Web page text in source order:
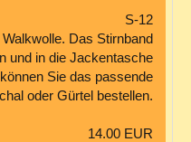
S-12
Das Stirnband
und in die Jackentasche
Sie das passende
oder Gürtel bestellen.
14.00 EUR